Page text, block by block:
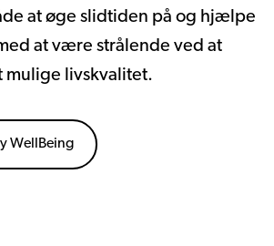
at øge slidtiden på og hjælpe
at være strålende ved at
mulige livskvalitet.
WellBeing